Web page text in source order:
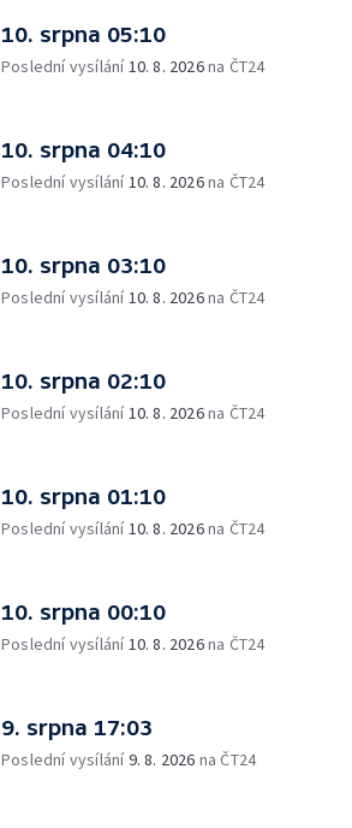
10. srpna 05:10
Poslední vysílání 10. 8. 2026na ČT24
10. srpna 04:10
Poslední vysílání 10. 8. 2026na ČT24
10. srpna 03:10
Poslední vysílání 10. 8. 2026na ČT24
10. srpna 02:10
Poslední vysílání 10. 8. 2026na ČT24
10. srpna 01:10
Poslední vysílání 10. 8. 2026na ČT24
10. srpna 00:10
Poslední vysílání 10. 8. 2026na ČT24
9. srpna 17:03
Poslední vysílání9. 8. 2026 na ČT24